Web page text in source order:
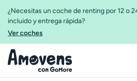
¿Necesitas un coche de renting por 12 o
incluido y entrega rápida?
Ver coches